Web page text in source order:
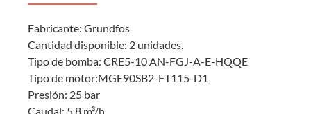
Fabricante: Grundfos
Cantidad disponible: 2 unidades.
Tipo de bomba: CRE5-10 AN-FGJ-A-E-HQQE
Tipo de motor:MGE90SB2-FT115-D1
Presión: 25 bar
Caudal: 5,8 m³/h